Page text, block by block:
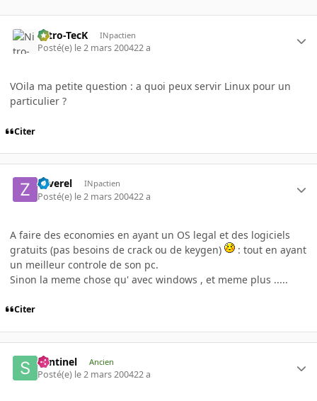
Nitro-TecK INpactien
Posté(e) le 2 mars 200422 a
VOila ma petite question : a quoi peux servir Linux pour un
particulier ?
Citer
zaverel INpactien
Posté(e) le 2 mars 200422 a
A faire des economies en ayant un OS legal et des logiciels
gratuits (pas besoins de crack ou de keygen)
: tout en ayant
un meilleur controle de son pc.
Sinon la meme chose qu' avec windows , et meme plus .....
Citer
Sentinel Ancien
Posté(e) le 2 mars 200422 a